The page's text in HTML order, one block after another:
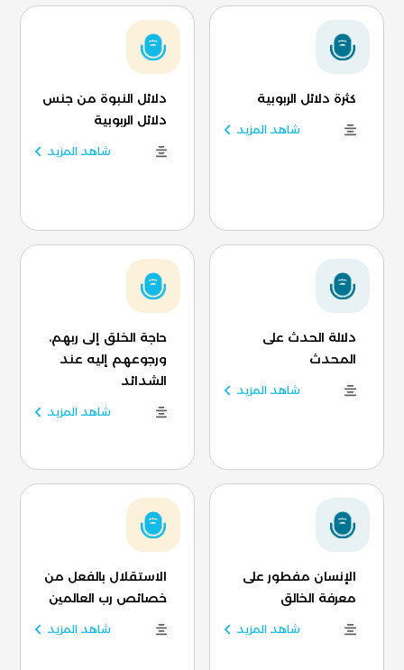
كثرة دلائل الربوبية
شاهد المزيد
دلائل النبوة من جنس
دلائل الربوبية
شاهد المزيد
دلالة الحدث على
المحدث
شاهد المزيد
حاجة الخلق إلى ربهم،
ورجوعهم إليه عند
الشدائد
شاهد المزيد
الإنسان مفطور على
معرفة الخالق
شاهد المزيد
الاستقلال بالفعل من
خصائص رب العالمين
شاهد المزيد